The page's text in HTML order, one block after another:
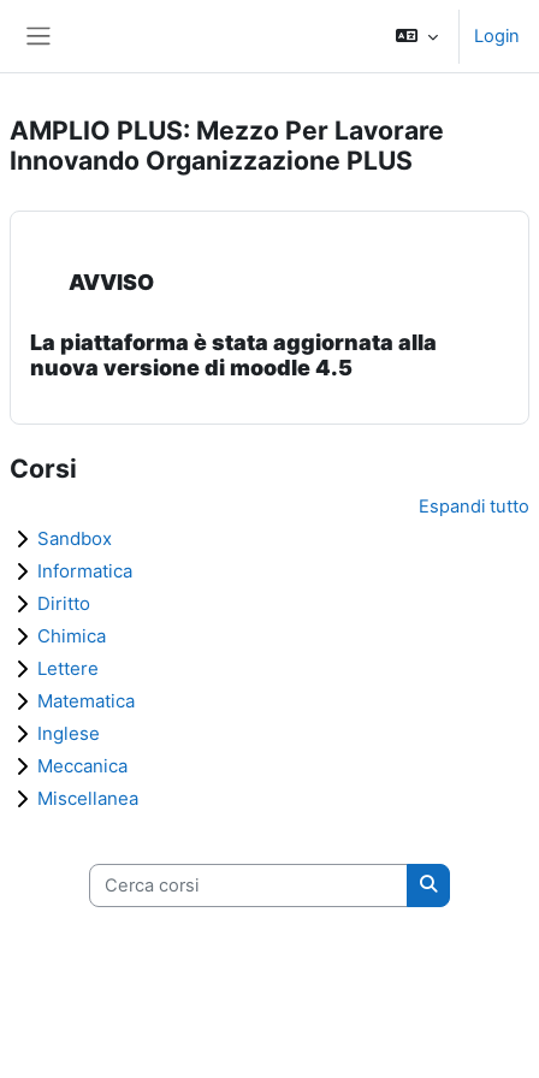
Login
AMPLIO PLUS: Mezzo Per Lavorare
Innovando Organizzazione PLUS
AVVISO
La piattaforma è stata aggiornata alla
nuova versione di moodle 4.5
Corsi
Espandi tutto
Sandbox
Informatica
Diritto
Chimica
Lettere
Matematica
Inglese
Meccanica
Miscellanea
Cerca corsi
Cerca corsi